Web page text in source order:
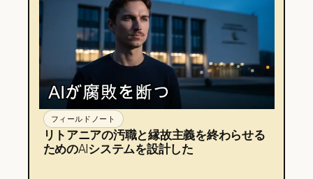
フィールドノート
リトアニアの汚職と縁故主義を終わらせる
ためのAIシステムを設計した